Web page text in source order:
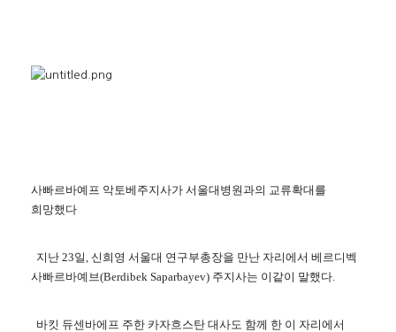
사빠르바예프 악토베주지사가 서울대병원과의 교류확대를
희망했다
지난 23일, 신희영 서울대 연구부총장을 만난 자리에서 베르디벡
사빠르바예브(Berdibek Saparbayev) 주지사는 이같이 말했다.
바킷 듀센바에프 주한 카자흐스탄 대사도 함께 한 이 자리에서